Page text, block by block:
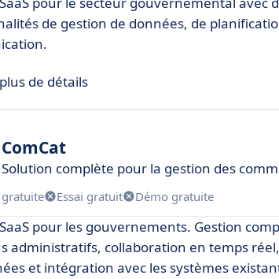
de gestion de données, de
de détails
ComCat
Solution complète pour la gestion des
Essai gratuit Démo gratuite
pour les gouvernements. Gestion
administratifs, collaboration en temps
et intégration avec les systèmes